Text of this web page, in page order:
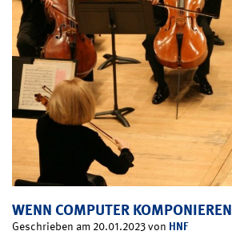
WENN COMPUTER KOMPONIEREN
Geschrieben am 20.01.2023 von HNF